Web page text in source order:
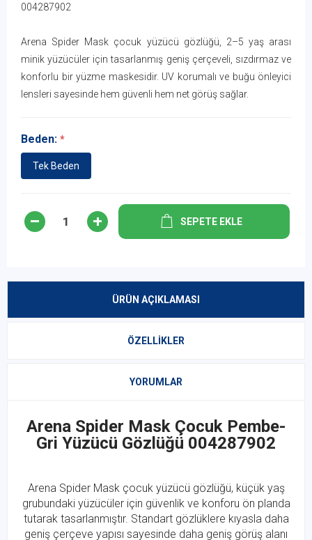
004287902
Arena Spider Mask çocuk yüzücü gözlüğü, 2–5 yaş arası
minik yüzücüler için tasarlanmış geniş çerçeveli, sızdırmaz ve
konforlu bir yüzme maskesidir. UV korumalı ve buğu önleyici
lensleri sayesinde hem güvenli hem net görüş sağlar.
Beden: *
Tek Beden
SEPETE EKLE
ÜRÜN AÇIKLAMASI
ÖZELLIKLER
YORUMLAR
Arena Spider Mask Çocuk Pembe-
Gri Yüzücü Gözlüğü 004287902
ArenaSpider Mask çocuk yüzücü gözlüğü, küçük yaş
grubundaki yüzücüler için güvenlik ve konforu ön planda
tutarak tasarlanmıştır. Standart gözlüklere kıyasla daha
geniş çerçeve yapısı sayesinde daha geniş görüş alanı